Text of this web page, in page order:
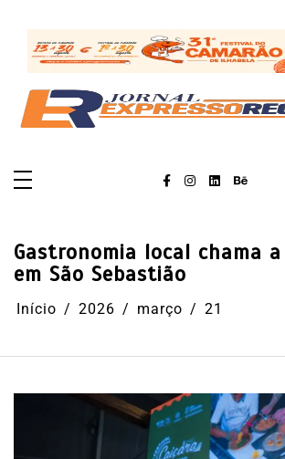
conteúdo
Gastronomia local chama
em São Sebastião
Início 2026 março 21